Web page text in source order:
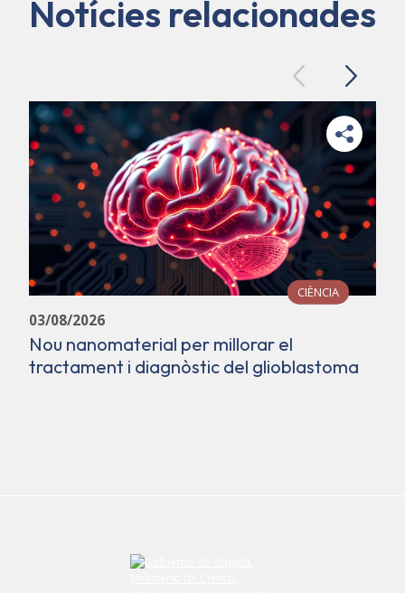
Notícies relacionades
PreviousNext
CIÈNCIA
03/08/2026
Nou nanomaterial per millorar el
tractament i diagnòstic del glioblastoma